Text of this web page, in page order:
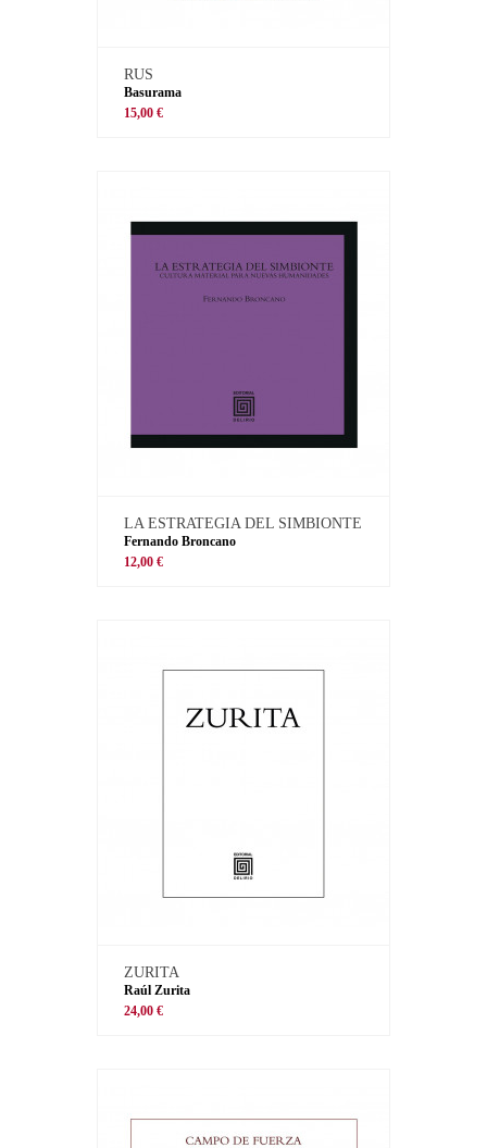
RUS
Basurama
15,00 €
LA ESTRATEGIA DEL SIMBIONTE
Fernando Broncano
12,00 €
ZURITA
Raúl Zurita
24,00 €